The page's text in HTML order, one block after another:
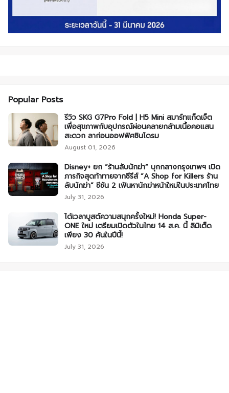
Popular Posts
รีวิว SKG G7Pro Fold | H5 Mini สมาร์ทแก็ดเจ็ต
เพื่อสุขภาพกับอุปกรณ์ผ่อนคลายกล้ามเนื้อคอแสน
สะดวก ลาก่อนออฟฟิศซินโดรม
August 01, 2026
Disney+ ยก “ร้านลับนักฆ่า” บุกกลางกรุงเทพฯ เปิด
ภารกิจสุดท้าทายจากซีรีส์ “A Shop for Killers ร้าน
ลับนักฆ่า” ซีซัน 2 เฟ้นหานักฆ่าหน้าใหม่ในประเทศไทย
July 31, 2026
ได้เวลาบูสต์ความสนุกครั้งใหม่! Honda Super-
ONE ใหม่ เตรียมเปิดตัวในไทย 14 ส.ค. นี้ ลิมิเต็ด
เพียง 30 คันในปีนี้!
July 31, 2026